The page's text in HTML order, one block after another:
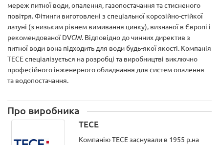
мереж питної води, опалення, газопостачання та стисненого
повітря. Фітинги виготовлені з спеціальної корозійно-стійкої
латуні (з низьким рівнем вимивання цинку), визнаної в Європі і
рекомендованої DVGW. Відповідно до чинних директив з
питної води вона підходить для води будь-якої якості. Компанія
TECE спеціалізується на розробці та виробництві виключно
професійного інженерного обладнання для систем опалення
та водопостачання.
Про виробника
TECE
Компанію ТЕСЕ заснували в 1955 р.на